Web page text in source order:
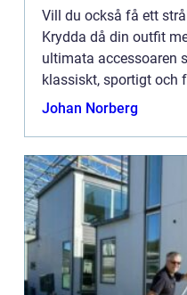
Vill du också få ett
Krydda då din outfit
ultimata accessoaren
klassiskt, sportigt och
är den oundviklig.
Johan Norberg